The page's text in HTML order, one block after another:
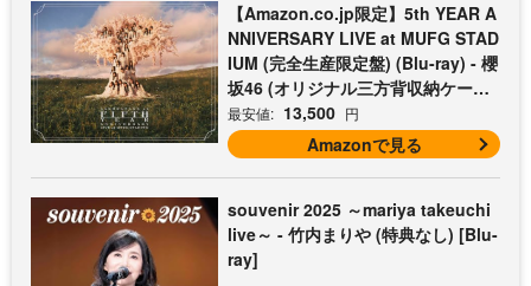
【Amazon.co.jp限定】5th YEAR A
NNIVERSARY LIVE at MUFG STAD
IUM (完全生産限定盤) (Blu-ray) - 櫻
坂46 (オリジナル三方背収納ケース
付)
最安値: 13,500 円
Amazonで見る
souvenir 2025 ～mariya takeuchi
live～ - 竹内まりや (特典なし) [Blu-
ray]